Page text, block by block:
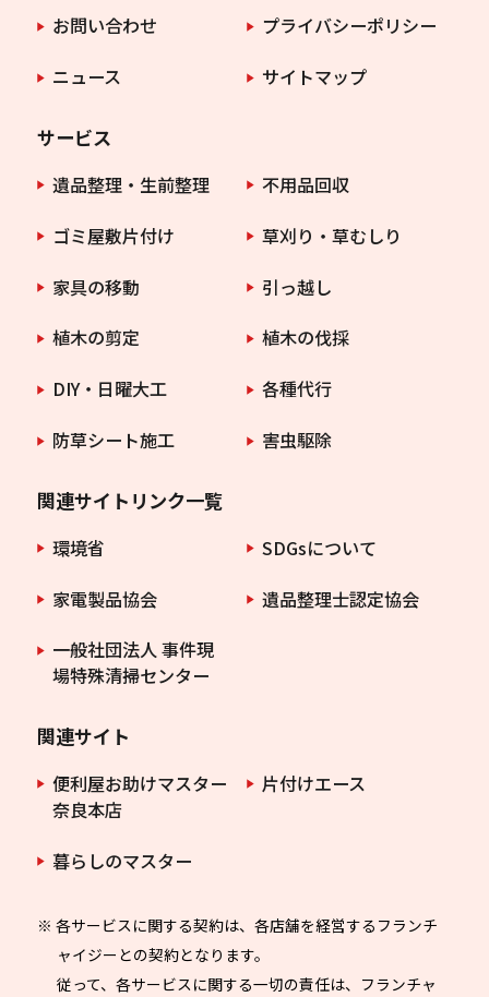
お問い合わせ
プライバシーポリシー
ニュース
サイトマップ
サービス
遺品整理・生前整理
不用品回収
ゴミ屋敷片付け
草刈り・草むしり
家具の移動
引っ越し
植木の剪定
植木の伐採
DIY・日曜大工
各種代行
防草シート施工
害虫駆除
関連サイトリンク一覧
環境省
SDGsについて
家電製品協会
遺品整理士認定協会
一般社団法人 事件現
場特殊清掃センター
関連サイト
便利屋お助けマスター
奈良本店
片付けエース
暮らしのマスター
※ 各サービスに関する契約は、各店舗を経営するフランチ
ャイジーとの契約となります。
従って、各サービスに関する一切の責任は、フランチャ